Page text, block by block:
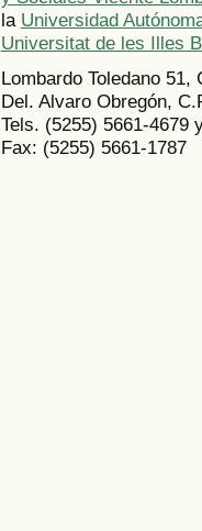
la Universidad
Universitat de les Illes
Lombardo Toledano
Del. Alvaro Obregón,
Tels. (5255) 5661-4679
Fax: (5255) 5661-1787